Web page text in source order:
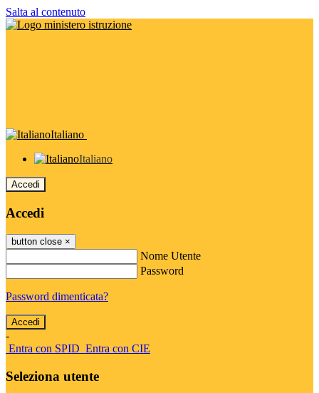
Salta al contenuto
Italiano
Italiano
Accedi
Accedi
button close ×
Nome Utente
Password
Password dimenticata?
-
Entra con SPID Entra con CIE
Seleziona utente